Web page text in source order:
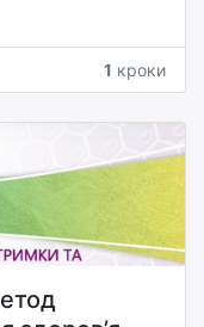
1 кроки